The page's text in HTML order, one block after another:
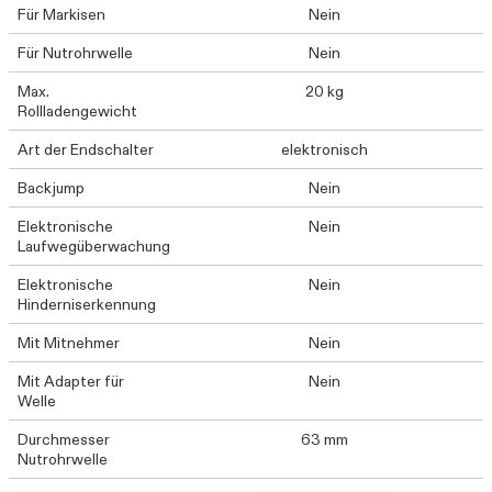
Für Markisen
Nein
Für Nutrohrwelle
Nein
Max.
Rollladengewicht
20 kg
Art der Endschalter
elektronisch
Backjump
Nein
Elektronische
Laufwegüberwachung
Nein
Elektronische
Hinderniserkennung
Nein
Mit Mitnehmer
Nein
Mit Adapter für
Welle
Nein
Durchmesser
Nutrohrwelle
63 mm